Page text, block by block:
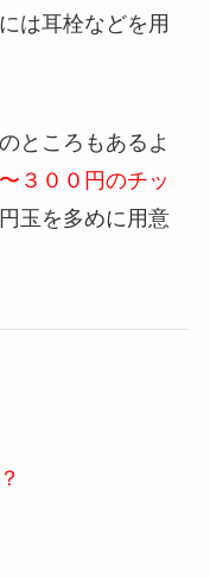
は耳栓などを用
ところもあるよ
３００円のチッ
玉を多めに用意